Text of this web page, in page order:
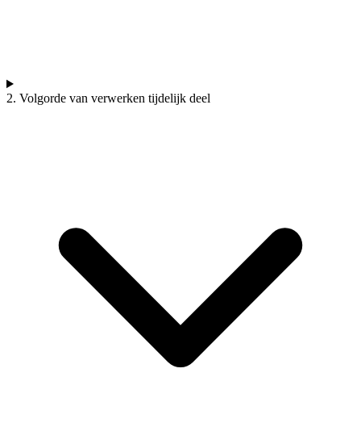
2. Volgorde van verwerken tijdelijk deel